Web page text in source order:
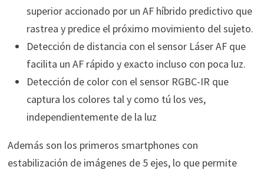
superior accionado por un AF híbrido predictivo que
rastrea y predice el próximo movimiento del sujeto.
Detección de distancia con el sensor Láser AF que
facilita un AF rápido y exacto incluso con poca luz.
Detección de color con el sensor RGBC-IR que
captura los colores tal y como tú los ves,
independientemente de la luz
Además son los primeros smartphones con
estabilización de imágenes de 5 ejes, lo que permite